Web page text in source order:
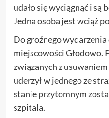
udało się wyciągnąć i są
Jedna osoba jest wciąż
Do groźnego wydarzenia
miejscowości Głodowo.
związanych z
uderzył w jednego ze
stanie przytomnym
szpitala.